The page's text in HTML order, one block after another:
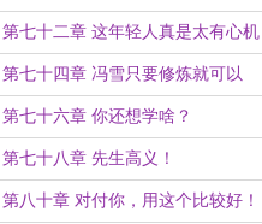
第七十二章 这年轻人真是太有心机
了！
第七十四章 冯雪只要修炼就可以
了，魔修要考虑的可就多了
第七十六章 你还想学啥？
第七十八章 先生高义！
第八十章 对付你，用这个比较好！